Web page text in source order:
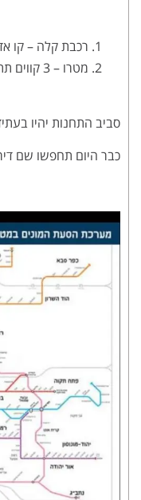
רכבת קלה – קו
מטרו – 3 קווים תת קרקעיים (M1, M2, M3).
סביב התחנות יהיו
כבר היום תחפשו שם